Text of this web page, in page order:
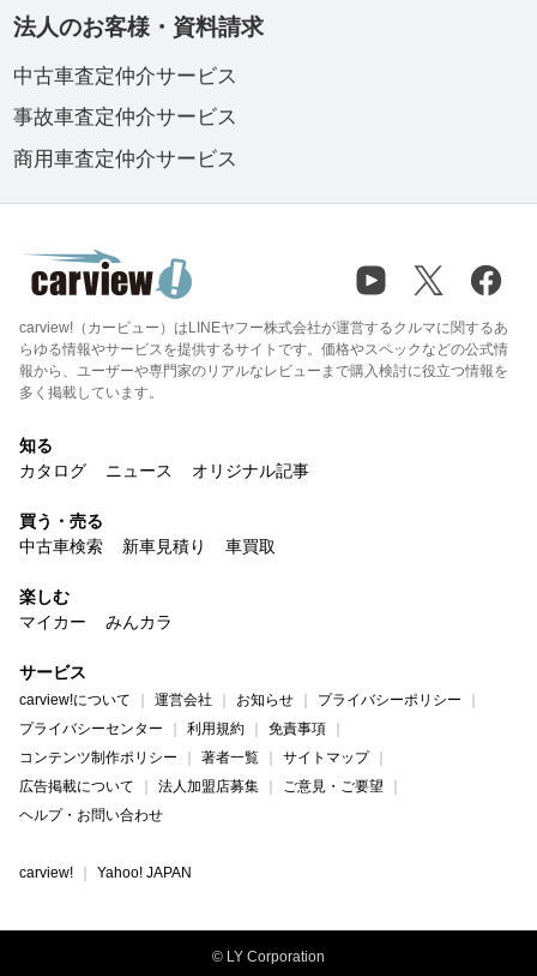
法人のお客様・資料請求
中古車査定仲介サービス
事故車査定仲介サービス
商用車査定仲介サービス
carview!（カービュー）はLINEヤフー株式会社が運営するクルマに関するあ
らゆる情報やサービスを提供するサイトです。価格やスペックなどの公式情
報から、ユーザーや専門家のリアルなレビューまで購入検討に役立つ情報を
多く掲載しています。
知る
カタログ
ニュース オリジナル記事
買う・売る
中古車検索
新車見積り 車買取
楽しむ
マイカー
みんカラ
サービス
carview!について 運営会社 お知らせ
プライバシーポリシー
プライバシーセンター
利用規約
免責事項
コンテンツ制作ポリシー
著者一覧
サイトマップ
広告掲載について
法人加盟店募集
ご意見・ご要望
ヘルプ・お問い合わせ
carview! Yahoo! JAPAN
© LY Corporation